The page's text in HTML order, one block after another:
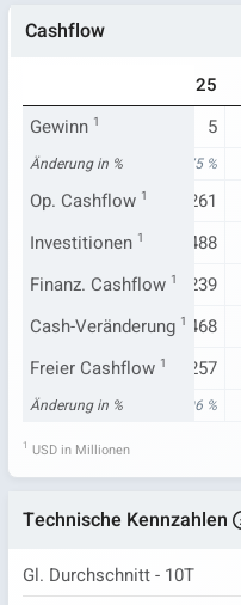
Cashflow
Q4 2025
Gewinn 1722 5
Änderung in %
3,62 % -99,75 %
Op. Cashflow 1
856 1.261
Investitionen 1
-1.262 -1.488
Finanz. Cashflow 1
1.209 -239
Cash-Veränderung 1
833 -468
Freier Cashflow 1
-640 -257
Änderung in %
-85,40 % 77,06 %
1 USD in Millionen
Technische Kennzahlen
Gl. Durchschnitt - 10T